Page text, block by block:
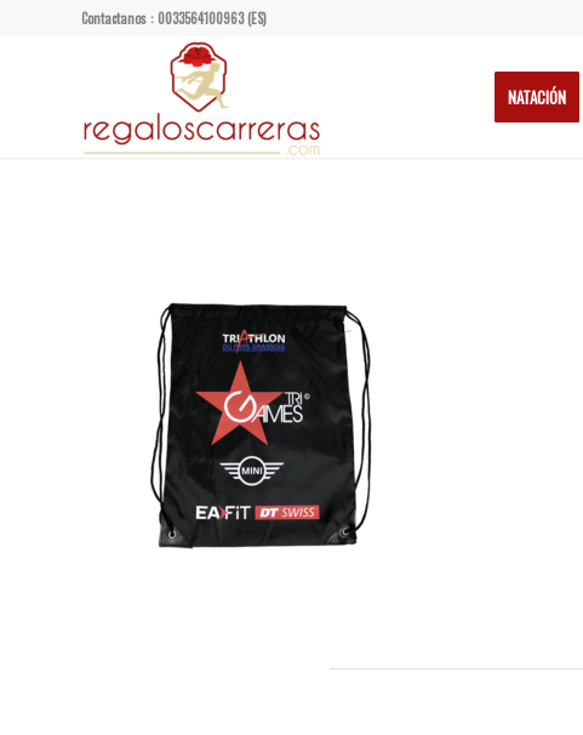
Contactanos : 0033564100963 (ES)
NATACIÓN